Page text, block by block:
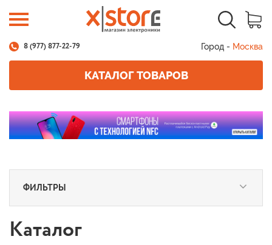
8 (977) 877-22-79 Город - Москва
КАТАЛОГ ТОВАРОВ
ФИЛЬТРЫ
Каталог